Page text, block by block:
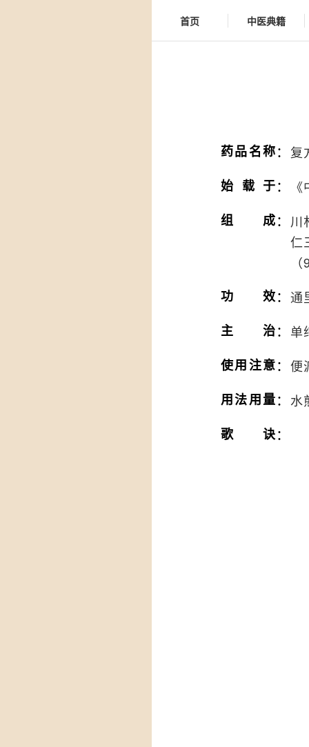
首页 中医典籍
药品名称： 复
始载于：
组成： 川
仁
功效： 通
主治： 单
使用注意： 便
用法用量： 水
歌诀：